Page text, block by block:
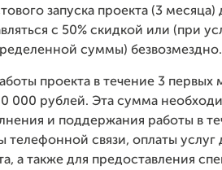
запуска проекта (3 месяца)
с 50% скидкой или (при
суммы) безвозмездно.
проекта в течение 3 первых
000 рублей. Эта сумма
и поддержания работы в
телефонной связи, оплаты услуг
а также для предоставления